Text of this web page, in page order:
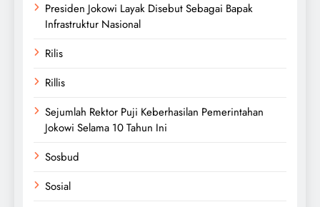
Presiden Jokowi Layak Disebut Sebagai Bapak
Infrastruktur Nasional
Rilis
Rillis
Sejumlah Rektor Puji Keberhasilan Pemerintahan
Jokowi Selama 10 Tahun Ini
Sosbud
Sosial